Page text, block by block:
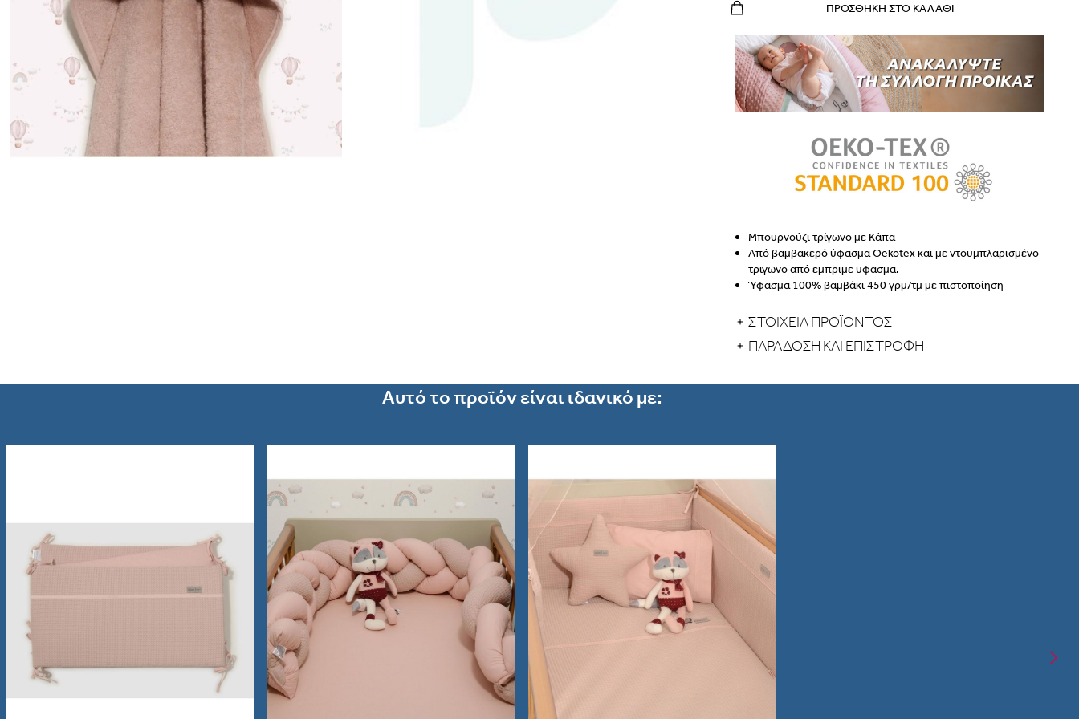
ΠΡΟΣΘΉΚΗ ΣΤΟ ΚΑΛΆΘΙ
Μπουρνούζι τρίγωνο με Κάπα
Από βαμβακερό ύφασμα Oekotex και με ντουμπλαρισμένο
τριγωνο από εμπριμε υφασμα.
Ύφασμα 100% βαμβάκι 450 γρμ/τμ με πιστοποίηση
Διαστάσεις: 75x75cmcm
Eλληνικής ραφής.
ΣΤΟΙΧΕΙΑ ΠΡΟΪΟΝΤΟΣ
ΠΑΡΆΔΟΣΗ ΚΑΙ ΕΠΙΣΤΡΟΦΉ
Αυτό το προϊόν είναι ιδανικό με: